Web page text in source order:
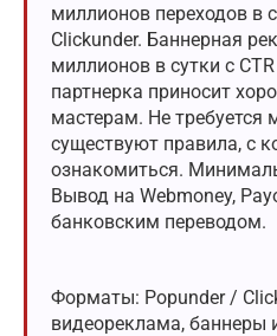
миллионов переходов в
Clickunder. Баннерная
миллионов в сутки с
партнерка приносит
мастерам. Не требуется
существуют правила, с
ознакомиться.
Вывод на Webmoney,
банковским переводом.
Форматы: Popunder /
видеореклама, баннеры